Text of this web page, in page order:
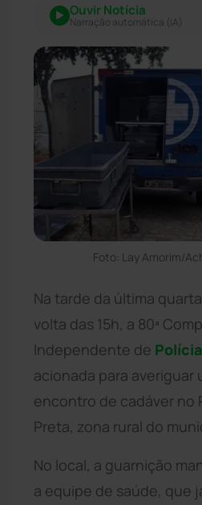
Ouvir Notícia
Narração automática (IA)
Foto: Lay Amorim/
Na tarde da última
volta das 15h, a 80ª
Independente de
acionada para averiguar
encontro de cadáver no
Preta, zona rural do
No local, a guarnição
a equipe de saúde, que